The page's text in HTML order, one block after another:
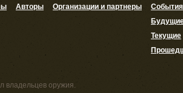
Авторы Организации и партнеры
События
Текущие
владельцев оружия.